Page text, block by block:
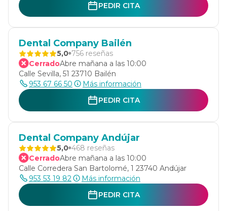
PEDIR CITA
Dental Company Bailén
5,0 756 reseñas
CerradoAbre mañana a las 10:00
Calle Sevilla, 51 23710 Bailén
953 67 66 50
Más información
PEDIR CITA
Dental Company Andújar
5,0 468 reseñas
CerradoAbre mañana a las 10:00
Calle Corredera San Bartolomé, 1 23740 Andújar
953 53 19 82
Más información
PEDIR CITA